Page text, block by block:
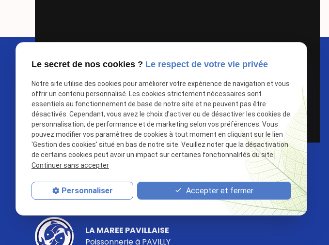
Google Maps Search API est désactivé. Autoriser
LA MAREE PAVILLAISE
Poissonnerie à PAVILLY
Le secret de nos cookies ? Le respect de votre vie privée
Notre site utilise des cookies pour améliorer votre expérience de navigation et vous
offrir un contenu personnalisé. Les cookies strictement nécessaires sont
essentiels au fonctionnement de base de notre site et ne peuvent pas être
désactivés. Cependant, vous avez le choix d'activer ou de désactiver les cookies de
personnalisation, de performance et de marketing selon vos préférences. Vous
pouvez modifier vos paramètres de cookies à tout moment en cliquant sur le lien
'Gestion des cookies' situé en bas de notre site. Veuillez noter que la désactivation
de certains cookies peut avoir un impact sur certaines fonctionnalités du site.
Continuer sans accepter
Personnaliser Accepter et fermer